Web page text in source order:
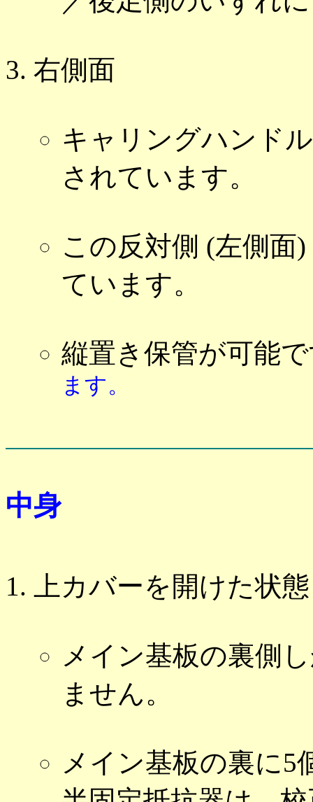
右側面
キャリングハンド
されています。
この反対側 (左側面
ています。
縦置き保管が可能
ます。
中身
上カバーを開けた状態
メイン基板の裏側
ません。
メイン基板の裏に5